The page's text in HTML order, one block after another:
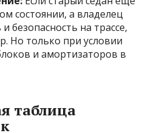
состоянии, а владелец
безопасность на трассе,
Но только при условии
и амортизаторов в
таблица